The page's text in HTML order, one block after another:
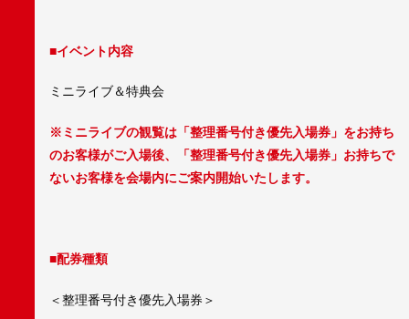
■イベント内容
ミニライブ＆特典会
※ミニライブの観覧は「整理番号付き優先入場券」をお持ち
のお客様がご入場後、「整理番号付き優先入場券」お持ちで
ないお客様を会場内にご案内開始いたします。
■配券種類
＜整理番号付き優先入場券＞